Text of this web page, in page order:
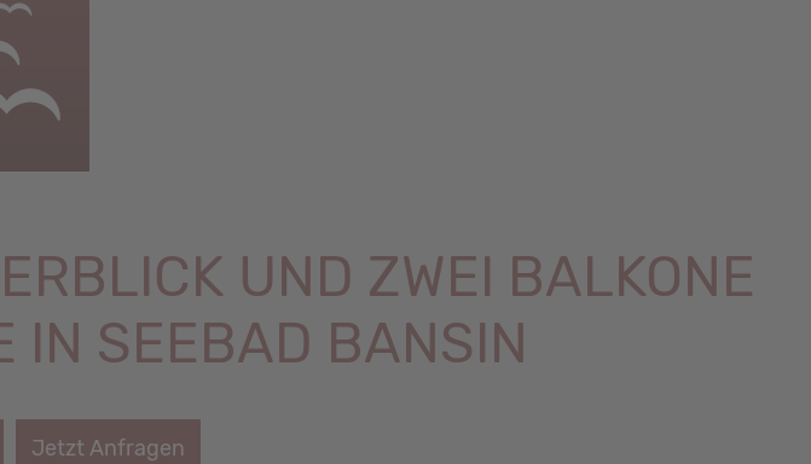
UND ZWEI BALKONE
IN SEEBAD BANSIN
Jetzt Anfragen